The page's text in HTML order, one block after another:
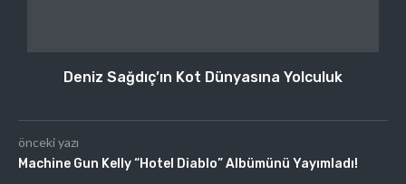
Deniz Sağdıç’ın Kot Dünyasına Yolculuk
önceki yazı
Machine Gun Kelly “Hotel Diablo” Albümünü Yayımladı!